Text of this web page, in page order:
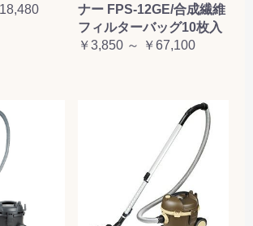
ナー FPS-12GE/合成繊維
フィルターバッグ10枚入
￥3,850 ～ ￥67,100